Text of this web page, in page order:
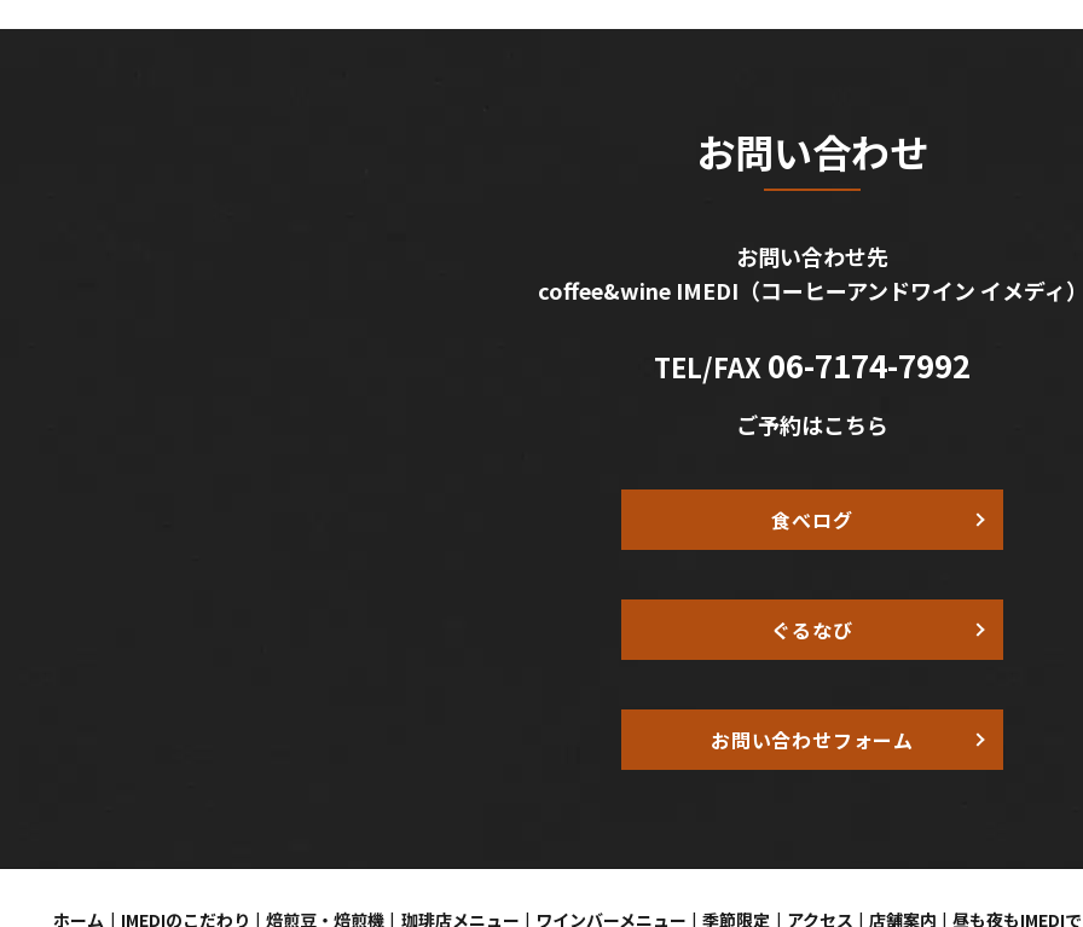
お問い合わせ
お問い合わせ先
coffee&wine IMEDI （コーヒーアンドワイン イメディ
TEL/FAX 06-7174-7992
ご予約はこちら
食べログ
ぐるなび
お問い合わせフォーム
ホーム IMEDIのこだわり 焙煎豆・焙煎機 珈琲店メニュー ワインバーメニュー 季節限定 アクセス 店舗案内 昼も夜もIMEDI